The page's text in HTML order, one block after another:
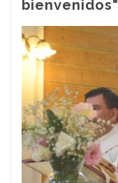
bienvenidos"